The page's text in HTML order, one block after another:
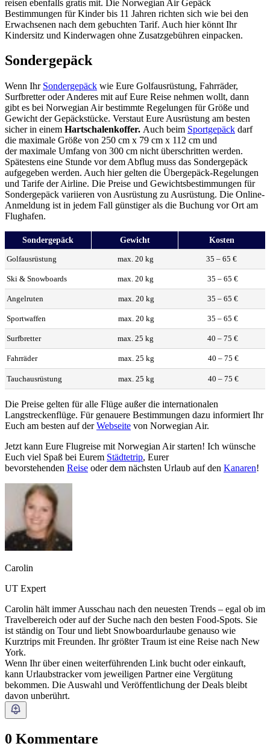
reisen ebenfalls gratis mit. Die Norwegian Air Gepäck
Bestimmungen für Kinder bis 11 Jahren richten sich wie bei den
Erwachsenen nach dem gebuchten Tarif. Auch hier könnt Ihr
Kindersitz und Kinderwagen ohne Zusatzgebühren einpacken.
Sondergepäck
Wenn Ihr Sondergepäck wie Eure Golfausrüstung, Fahrräder,
Surfbretter oder Anderes mit auf Eure Reise nehmen wollt, dann
gibt es bei Norwegian Air bestimmte Regelungen für Größe und
Gewicht der Gepäckstücke. Verstaut Eure Ausrüstung am besten
sicher in einem Hartschalenkoffer. Auch beim Sportgepäck darf
die maximale Größe von 250 cm x 79 cm x 112 cm und
der maximale Umfang von 300 cm nicht überschritten werden.
Spätestens eine Stunde vor dem Abflug muss das Sondergepäck
aufgegeben werden. Auch hier gelten die Übergepäck-Regelungen
und Tarife der Airline. Die Preise und Gewichtsbestimmungen für
Sondergepäck variieren von Ausrüstung zu Ausrüstung. Die Online-
Anmeldung ist in jedem Fall günstiger als die Buchung vor Ort am
Flughafen.
Sondergepäck Gewicht Kosten
Golfausrüstung max. 20 kg 35 – 65 €
Ski & Snowboards max. 20 kg 35 – 65 €
Angelruten max. 20 kg 35 – 65 €
Sportwaffen max. 20 kg 35 – 65 €
Surfbretter max. 25 kg 40 – 75 €
Fahrräder max. 25 kg 40 – 75 €
Tauchausrüstung max. 25 kg 40 – 75 €
Die Preise gelten für alle Flüge außer die internationalen
Langstreckenflüge. Für genauere Bestimmungen dazu informiert Ihr
Euch am besten auf derWebseite von Norwegian Air.
Jetzt kann Eure Flugreise mit Norwegian Air starten! Ich wünsche
Euch viel Spaß bei Eurem Städtetrip, Eurer
bevorstehenden Reise oder dem nächsten Urlaub auf den Kanaren!
Carolin
UT Expert
Carolin hält immer Ausschau nach den neuesten Trends – egal ob im
Travelbereich oder auf der Suche nach den besten Food-Spots. Sie
ist ständig on Tour und liebt Snowboardurlaube genauso wie
Kurztrips mit Freunden. Ihr größter Traum ist eine Reise nach New
York.
Wenn Ihr über einen weiterführenden Link bucht oder einkauft,
kann Urlaubstracker vom jeweiligen Partner eine Vergütung
bekommen. Die Auswahl und Veröffentlichung der Deals bleibt
davon unberührt.
0 Kommentare